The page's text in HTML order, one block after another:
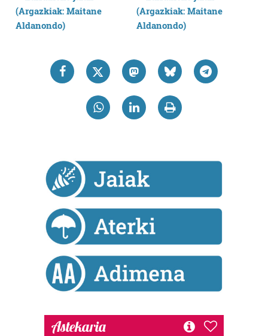
Bazkide batzuek ez dizute baimenik eskatzen, eta beren
interes komertzial legitimoetan babesten dira. Ikusi gure
dezakezun ikusteko.
buruzko informazio gehiago eta ezarri zure lehentasunak
datuen atalean. Edozein unetan alda edo ken dezakezu
Webgune honek cookie propioak eta hirugarrenen cookie-
fitxategiak erabiltzen ditu. Zure esperientzia eta
zerbitzuak hobetzeko asmoz, cookie teknologiaz
baliatzen gara. Ohar hau onartuz gero, teknologia hori
erabiltzeko baimen esplizitua ematen diguzu.
Astekaria